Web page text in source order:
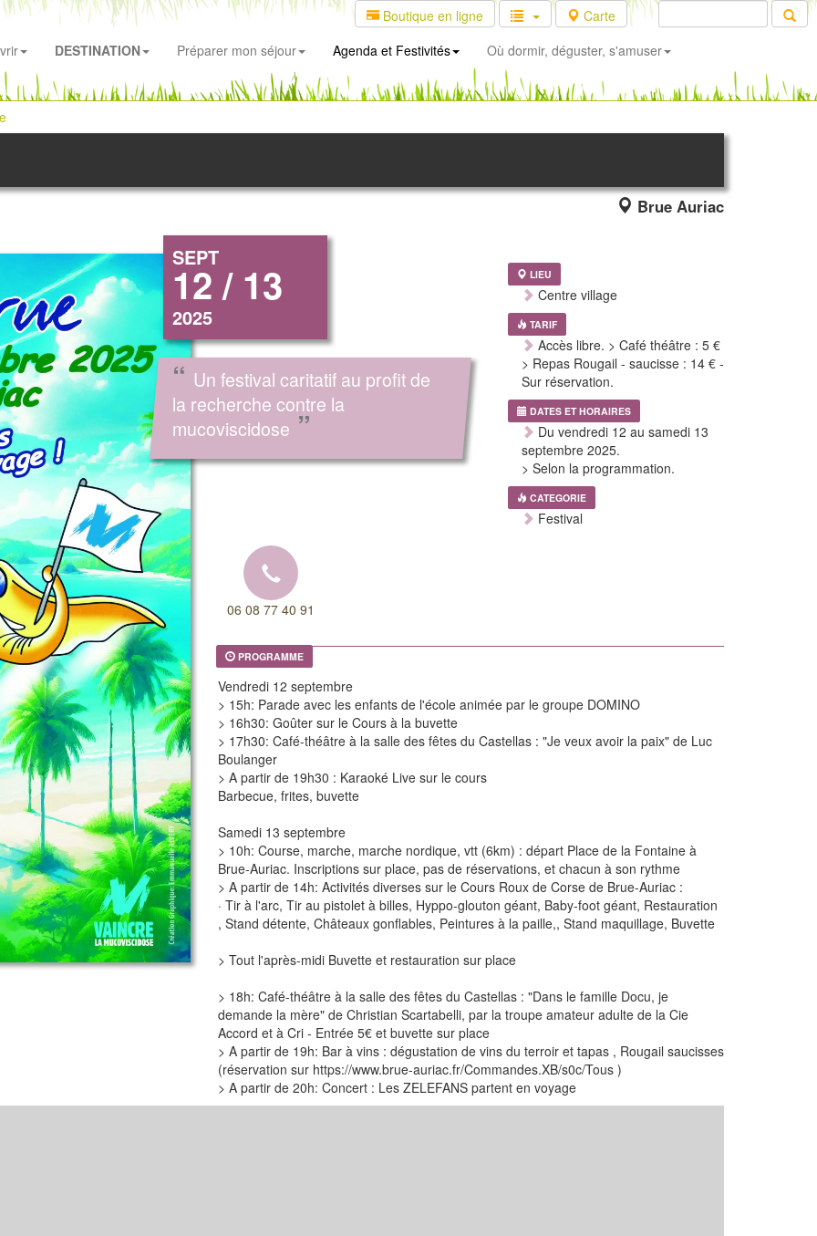
Boutique en ligne
Carte
DESTINATION Préparer mon séjour Agenda et Festivités Où dormir, déguster, s'amuser
Brue Auriac
SEPT
12 / 13
2025
“ Un festival caritatif au profit de
la recherche contre la
mucoviscidose ”
LIEU
Centre village
TARIF
Accès libre. > Café théâtre : 5 €
> Repas Rougail - saucisse : 14 € -
Sur réservation.
DATES ET HORAIRES
Du vendredi 12 au samedi 13
septembre 2025.
> Selon la programmation.
CATEGORIE
Festival
06 08 77 40 91
PROGRAMME
Vendredi 12 septembre
> 15h: Parade avec les enfants de l'école animée par le groupe DOMINO
> 16h30: Goûter sur le Cours à la buvette
> 17h30: Café-théâtre à la salle des fêtes du Castellas : "Je veux avoir la paix" de Luc
Boulanger
> A partir de 19h30 : Karaoké Live sur le cours
Barbecue, frites, buvette
Samedi 13 septembre
> 10h: Course, marche, marche nordique, vtt (6km) : départ Place de la Fontaine à
Brue-Auriac. Inscriptions sur place, pas de réservations, et chacun à son rythme
> A partir de 14h: Activités diverses sur le Cours Roux de Corse de Brue-Auriac :
· Tir à l'arc, Tir au pistolet à billes, Hyppo-glouton géant, Baby-foot géant, Restauration
, Stand détente, Châteaux gonflables, Peintures à la paille,, Stand maquillage, Buvette
> Tout l'après-midi Buvette et restauration sur place
> 18h: Café-théâtre à la salle des fêtes du Castellas : "Dans le famille Docu, je
demande la mère" de Christian Scartabelli, par la troupe amateur adulte de la Cie
Accord et à Cri - Entrée 5€ et buvette sur place
> A partir de 19h: Bar à vins : dégustation de vins du terroir et tapas , Rougail saucisses
(réservation sur https://www.brue-auriac.fr/Commandes.XB/s0c/Tous )
> A partir de 20h: Concert : Les ZELEFANS partent en voyage